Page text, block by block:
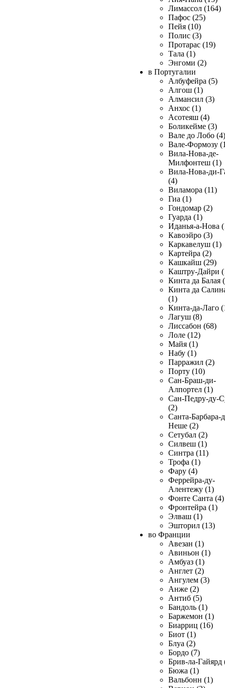
Лимассол (164)
Пафос (25)
Пейя (10)
Полис (3)
Протарас (19)
Тала (1)
Энгоми (2)
в Португалии
Албуфейра (5)
Алгош (1)
Алмансил (3)
Анхос (1)
Асотеяш (4)
Боликейме (3)
Вале до Лобо (4)
Вале-Формозу
Вила-Нова-де-
Милфонтеш (1)
Вила-Нова-ди-
(4)
Виламора (11)
Гиа (1)
Гондомар (2)
Гуарда (1)
Иданья-а-Нова
Кавоэйро (3)
Каркавелуш (1)
Картейра (2)
Кашкайш (29)
Каштру-Дайри
Кинта да Балая
Кинта да
(1)
Кинта-да-Лаго
Лагуш (8)
Лиссабон (68)
Лоле (12)
Майя (1)
Набу (1)
Парражил (2)
Порту (10)
Сан-Браш-ди-
Алпортел (1)
Сан-Педру-ду-
(2)
Санта-Барбара-
Неше (2)
Сетубал (2)
Силвеш (1)
Синтра (11)
Трофа (1)
Фару (4)
Феррейра-ду-
Алентежу (1)
Фонте Санта (4)
Фронтейра (1)
Элваш (1)
Эшторил (13)
во Франции
Авезан (1)
Авиньон (1)
Амбуаз (1)
Англет (2)
Ангулем (3)
Анже (2)
Антиб (5)
Бандоль (1)
Баржемон (1)
Биарриц (16)
Биот (1)
Блуа (2)
Бордо (7)
Брив-ла-Гайярд
Бюжа (1)
Вальбонн (1)